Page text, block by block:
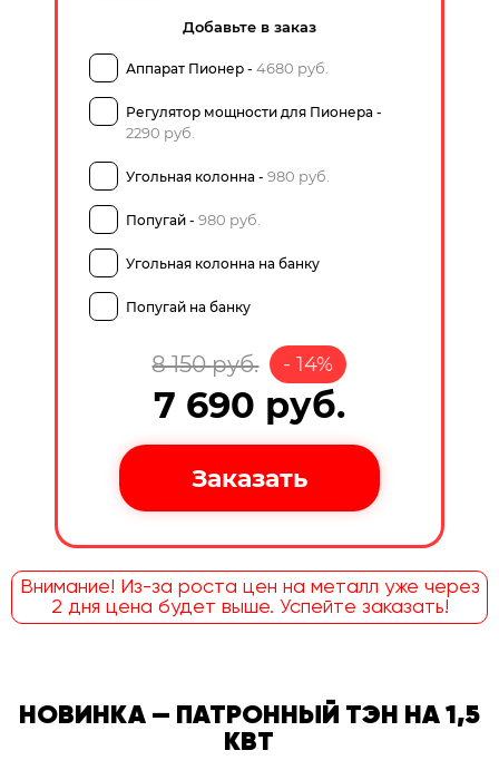
Добавьте в заказ
Аппарат Пионер - 4680 руб.
Регулятор мощности для Пионера -
2290 руб.
Угольная колонна - 980 руб.
Попугай - 980 руб.
Угольная колонна на банку
Попугай на банку
8 150руб. -14%
7 690 руб.
Внимание! Из-за роста цен на металл уже через
2 дня цена будет выше. Успейте заказать!
НОВИНКА — ПАТРОННЫЙ ТЭН НА 1,5
КВТ